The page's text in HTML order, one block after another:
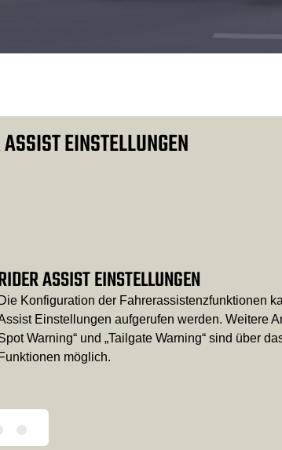
EINSTELLUNGEN
ASSIST EINSTELLUNGEN
Die Konfiguration der Fahrerassistenzfunktionen
Einstellungen aufgerufen werden. Weitere
Warning“ und „Tailgate Warning“ sind über
Funktionen möglich.